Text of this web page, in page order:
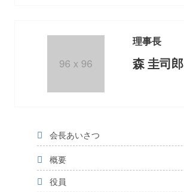
理事長
森 圭司郎
会長あいさつ
概要
役員